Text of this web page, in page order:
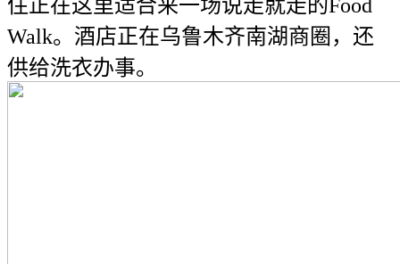
住正在这里适合来一场说走就走的Food
Walk。酒店正在乌鲁木齐南湖商圈，还
供给洗衣办事。